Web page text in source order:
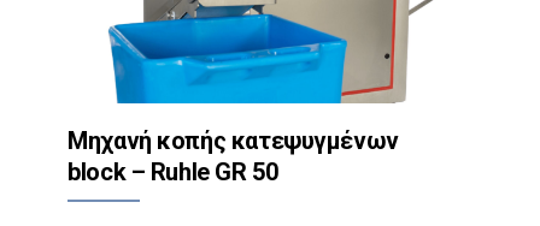
Μηχανή κοπής κατεψυγμένων
block – Ruhle GR 50